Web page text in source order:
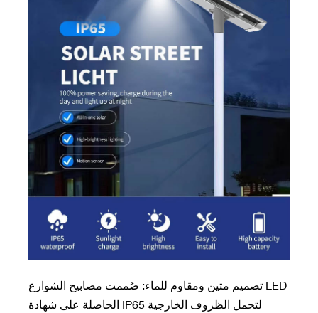
تصميم متين ومقاوم للماء: صُممت مصابيح الشوارع LED
الحاصلة على شهادة IP65 لتحمل الظروف الخارجية